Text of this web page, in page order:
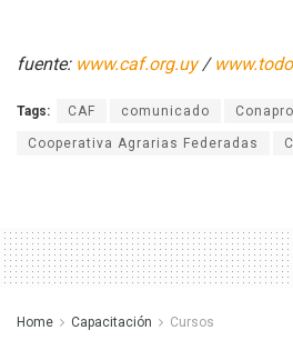
fuente: www.caf.org.uy/
Tags: CAF comunicado
Cooperativa Agrarias Federadas
Home Capacitación Cursos